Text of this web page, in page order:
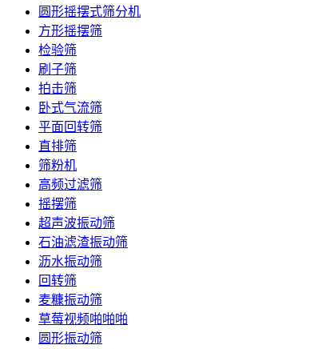
圆形摇摆式筛分机
方形摇摆筛
检验筛
刷子筛
拍击筛
卧式气流筛
平面回转筛
直排筛
筛粉机
高频过滤筛
摇摆筛
超声波振动筛
石油滤渣振动筛
沥水振动筛
回转筛
麦糠振动筛
草莓视频啪啪啪
圆形振动筛